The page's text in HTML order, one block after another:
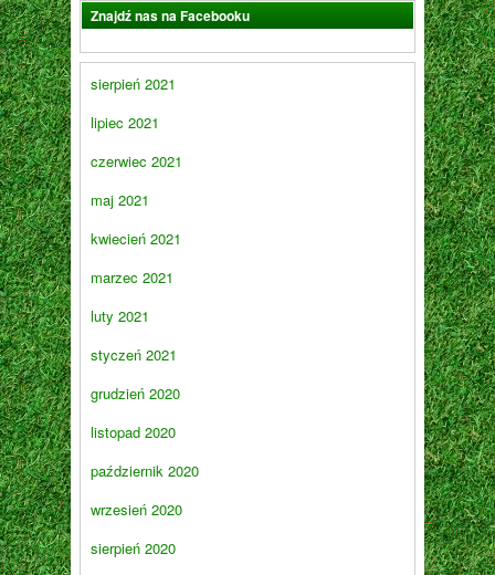
Znajdź nas na Facebooku
sierpień 2021
lipiec 2021
czerwiec 2021
maj 2021
kwiecień 2021
marzec 2021
luty 2021
styczeń 2021
grudzień 2020
listopad 2020
październik 2020
wrzesień 2020
sierpień 2020